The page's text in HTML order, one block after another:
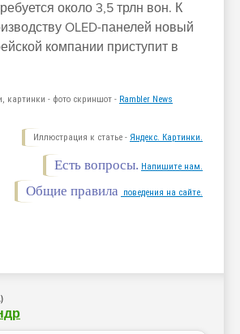
около 3,5 трлн вон. К
OLED-панелей новый
компании приступит в
картинки - фото скриншот - Rambler News
Иллюстрация к статье - Яндекс. Картинки.
Есть вопросы. Напишите нам.
Общие правила поведения на сайте.